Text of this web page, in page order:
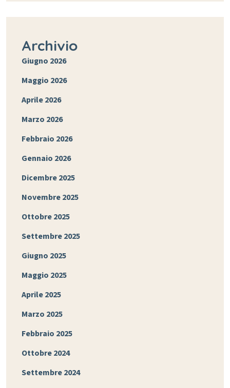
Archivio
Giugno 2026
Maggio 2026
Aprile 2026
Marzo 2026
Febbraio 2026
Gennaio 2026
Dicembre 2025
Novembre 2025
Ottobre 2025
Settembre 2025
Giugno 2025
Maggio 2025
Aprile 2025
Marzo 2025
Febbraio 2025
Ottobre 2024
Settembre 2024